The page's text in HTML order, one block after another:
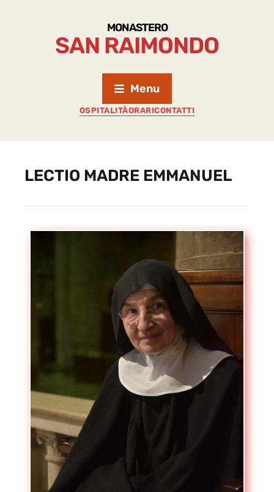
MONASTERO
SAN RAIMONDO
Menu
OSPITALITÀORARICONTATTI
LECTIO MADRE EMMANUEL